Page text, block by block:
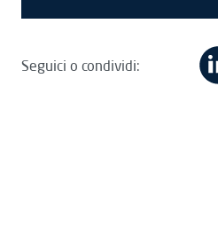
Seguici o condividi: